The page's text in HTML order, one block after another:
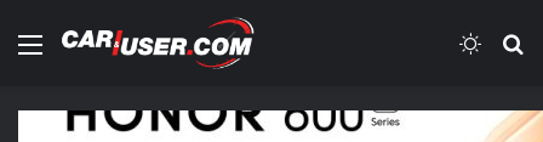
Meni